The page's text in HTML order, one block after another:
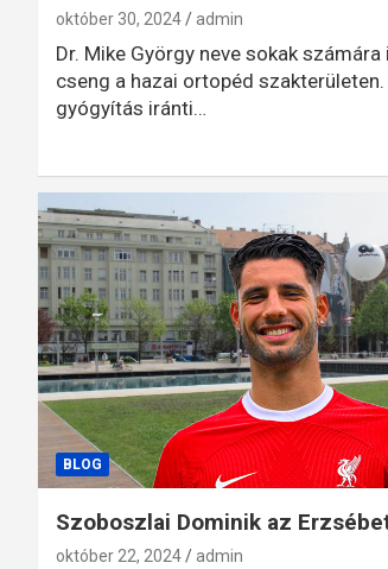
október 30, 2024 admin
Dr. Mike György neve sokak
cseng a hazai ortopéd
gyógyítás iránti…
BLOG
Szoboszlai Dominik az
október 22, 2024 admin